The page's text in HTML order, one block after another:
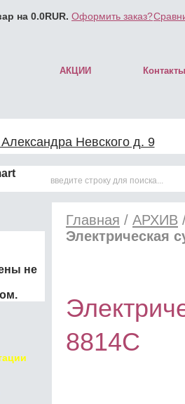
на 0.0RUR. Оформить заказ?
АКЦИИ Контакты
Невского д. 9
не
Главная / АРХИВ
Электрическая
8814С